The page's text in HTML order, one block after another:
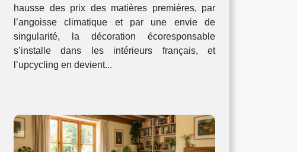
hausse des prix des matières premières, par
l’angoisse climatique et par une envie de
singularité, la décoration écoresponsable
s’installe dans les intérieurs français, et
l’upcycling en devient...